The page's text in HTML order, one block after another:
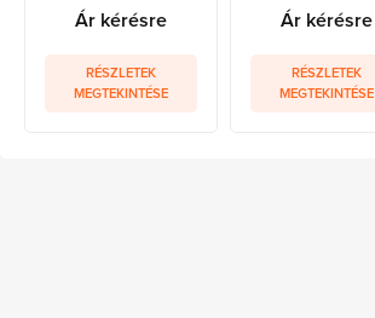
Ár kérésre
RÉSZLETEK
MEGTEKINTÉSE
Ár kérésre
RÉSZLETEK
MEGTEKINTÉSE